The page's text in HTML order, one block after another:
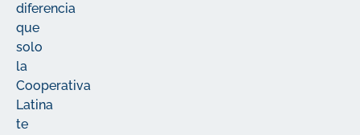
diferencia
que
solo
la
Cooperativa
Latina
te